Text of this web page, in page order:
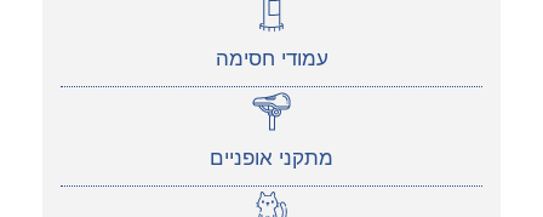
עמודי חסימה
מתקני אופניים